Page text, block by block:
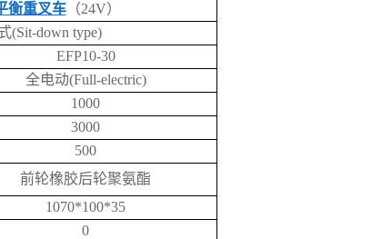
衡重叉车（24V）
(Sit-down type)
EFP10-30
全电动(Full-electric)
1000
3000
500
前轮橡胶后轮聚氨酯
1070*100*35
0